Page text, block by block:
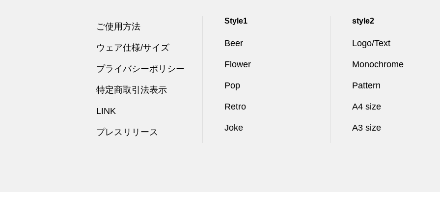
ご使用方法
ウェア仕様/サイズ
プライバシーポリシー
特定商取引法表示
LINK
プレスリリース
Style1
Beer
Flower
Pop
Retro
Joke
style2
Logo/Text
Monochrome
Pattern
A4 size
A3 size